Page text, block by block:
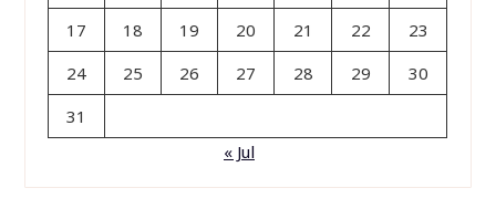
17
18 19 20 21 22
23
24
25 26 27 28 29
30
31
« Jul